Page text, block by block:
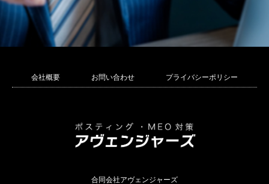
会社概要 お問い合わせ プライバシーポリシー
合同会社アヴェンジャーズ